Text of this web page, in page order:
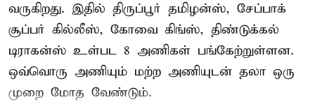
வருகிறது. இதில் திருப்பூர் தமிழன்ஸ், சேப்பாக்
சூப்பர் கில்லீஸ், கோவை கிங்ஸ், திண்டுக்கல்
டிராகன்ஸ் உள்பட 8 அணிகள் பங்கேற்றுள்ளன.
ஒவ்வொரு அணியும் மற்ற அணியுடன் தலா ஒரு
முறை மோத வேண்டும்.